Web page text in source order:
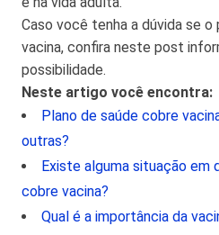
Caso você tenha a dúvida se o
vacina, confira neste post
possibilidade.
Neste artigo você encontra:
Plano de saúde cobre
outras?
Existe alguma situação em
cobre vacina?
Qual é a importância da